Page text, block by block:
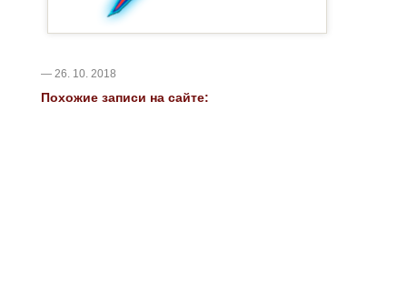
— 26. 10. 2018
Похожие записи на сайте: